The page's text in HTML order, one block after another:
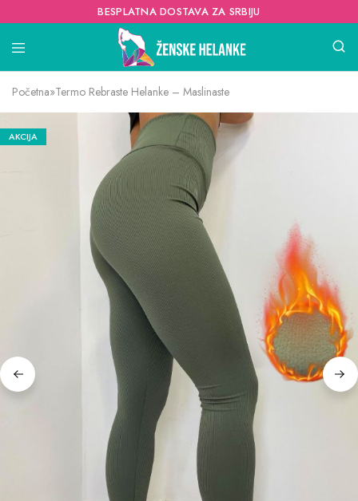
BESPLATNA DOSTAVA ZA SRBIJU
Početna»Termo Rebraste Helanke – Maslinaste
AKCIJA